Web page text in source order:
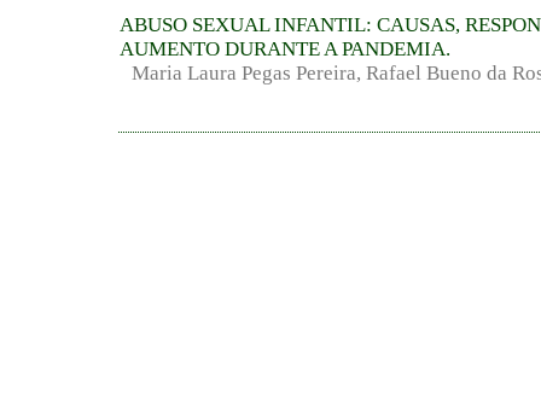
ABUSO SEXUAL INFANTIL: CAUSAS,
AUMENTO DURANTE A PANDEMIA.
Maria Laura Pegas Pereira, Rafael Bueno da